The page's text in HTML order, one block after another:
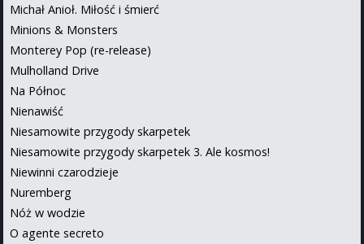
Michał Anioł. Miłość i śmierć
Minions & Monsters
Monterey Pop (re-release)
Mulholland Drive
Na Północ
Nienawiść
Niesamowite przygody skarpetek
Niesamowite przygody skarpetek 3. Ale kosmos!
Niewinni czarodzieje
Nuremberg
Nóż w wodzie
O agente secreto